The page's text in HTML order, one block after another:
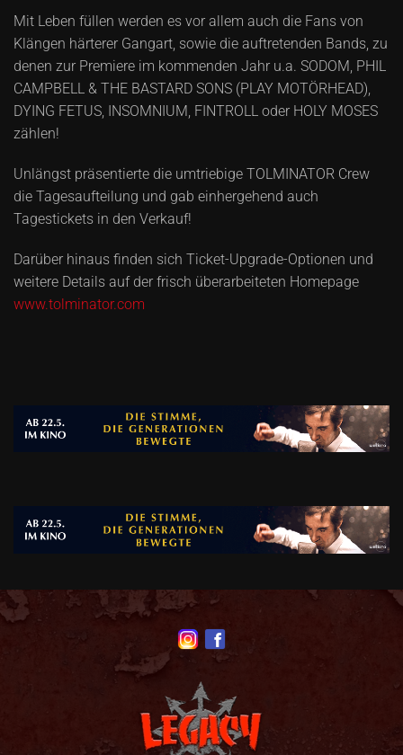
Mit Leben füllen werden es vor allem auch die Fans von
Klängen härterer Gangart, sowie die auftretenden Bands, zu
denen zur Premiere im kommenden Jahr u.a. SODOM, PHIL
CAMPBELL & THE BASTARD SONS (PLAY MOTÖRHEAD),
DYING FETUS, INSOMNIUM, FINTROLL oder HOLY MOSES
zählen!
Unlängst präsentierte die umtriebige TOLMINATOR Crew
die Tagesaufteilung und gab einhergehend auch
Tagestickets in den Verkauf!
Darüber hinaus finden sich Ticket-Upgrade-Optionen und
weitere Details auf der frisch überarbeiteten Homepage
www.tolminator.com